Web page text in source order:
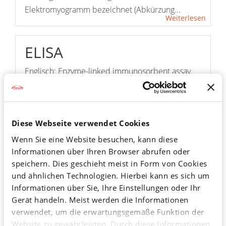
Diese Webseite verwendet Cookies
Wenn Sie eine Website besuchen, kann diese
Informationen über Ihren Browser abrufen oder
speichern. Dies geschieht meist in Form von Cookies
und ähnlichen Technologien. Hierbei kann es sich um
Informationen über Sie, Ihre Einstellungen oder Ihr
Gerät handeln. Meist werden die Informationen
verwendet, um die erwartungsgemäße Funktion der
Website zu gewährleisten. Durch diese Informationen
Elektromyogramm bezeichnet (Abkürzung...
Weiterlesen
ELISA
Englisch: Enzyme-linked immunosorbent assay.
Enzym-Immunoassay. Laborchemische Methode
allem zur Bestimmung des Spiegels
von Hormonen, Proteinen (Eiweißen) und
Arzneimittelwirkstoffen in Körperflüssigkeiten...
Weiterlesen
Endoskopie
Wörtlich: Hineinschauen. Betrachtung